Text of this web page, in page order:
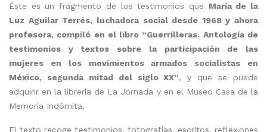
Éste es un fragmento de los testimonios que María de la
Luz Aguilar Terrés, luchadora social desde 1968 y ahora
profesora, compiló en el libro “Guerrilleras. Antología de
testimonios y textos sobre la participación de las
mujeres en los movimientos armados socialistas en
México, segunda mitad del siglo XX”, y que se puede
adquirir en la librería de La Jornada y en el Museo Casa de la
Memoria Indómita.
El texto recoge testimonios, fotografías, escritos, reflexiones